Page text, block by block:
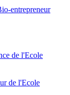
entrepreneur
de l'Ecole
de l'Ecole